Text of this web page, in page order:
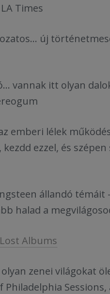
Times
új
vannak itt olyan
emberi lélek
ezzel, és
állandó témáit
halad a
Albums
zenei világokat